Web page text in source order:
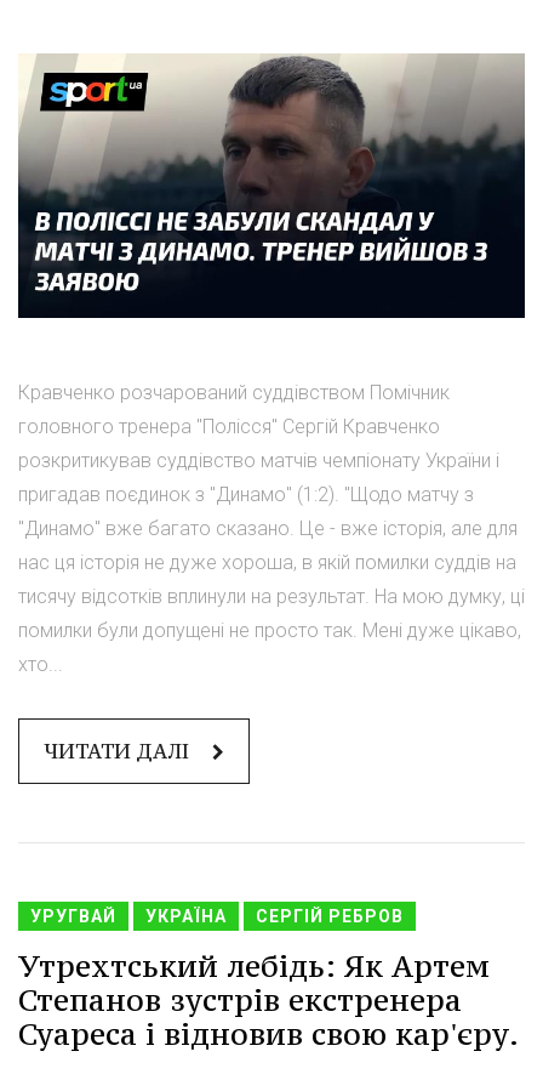
Кравченко розчарований суддівством Помічник
головного тренера "Полісся" Сергій Кравченко
розкритикував суддівство матчів чемпіонату України і
пригадав поєдинок з "Динамо" (1:2). "Щодо матчу з
"Динамо" вже багато сказано. Це - вже історія, але для
нас ця історія не дуже хороша, в якій помилки суддів на
тисячу відсотків вплинули на результат. На мою думку, ці
помилки були допущені не просто так. Мені дуже цікаво,
хто...
ЧИТАТИ ДАЛІ
УРУГВАЙ УКРАЇНА СЕРГІЙ РЕБРОВ
Утрехтський лебідь: Як Артем
Степанов зустрів екстренера
Суареса і відновив свою кар'єру.